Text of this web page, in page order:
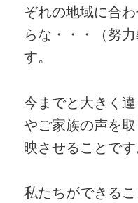
ぞれの地域に合
らな・・・（努
す。
今までと大きく
やご家族の声を
映させることです
私たちができる